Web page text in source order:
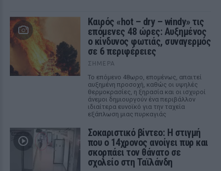
Καιρός «hot – dry – windy» τις
επόμενες 48 ώρες: Αυξημένος
ο κίνδυνος φωτιάς, συναγερμός
σε 6 περιφέρειες
ΣΉΜΕΡΑ
Το επόμενο 48ωρο, επομένως, απαιτεί
αυξημένη προσοχή, καθώς οι υψηλές
θερμοκρασίες, η ξηρασία και οι ισχυροί
άνεμοι δημιουργούν ένα περιβάλλον
ιδιαίτερα ευνοϊκό για την ταχεία
εξάπλωση μιας πυρκαγιάς
Σοκαριστικό βίντεο: Η στιγμή
που ο 14χρονος ανοίγει πυρ και
σκορπάει τον θάνατο σε
σχολείο στη Ταϊλάνδη